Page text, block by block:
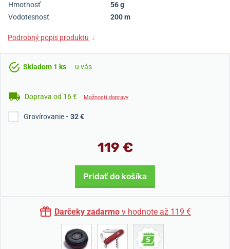
Hmotnosť
56 g
Vodotesnosť
200 m
Podrobný popis produktu ↓
Skladom 1 ks — u vás
Doprava od 16 € Možnosti dopravy
Gravírovanie- 32 €
119 €
Pridať do košíka
Darčeky zadarmov hodnote až 119 €